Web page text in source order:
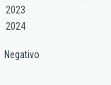
2023
2024
Negativo